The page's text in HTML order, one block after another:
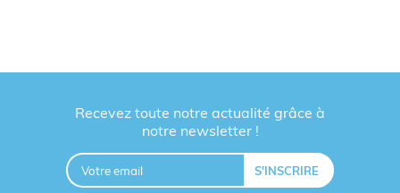
Recevez toute notre actualité grâce à
notre newsletter !